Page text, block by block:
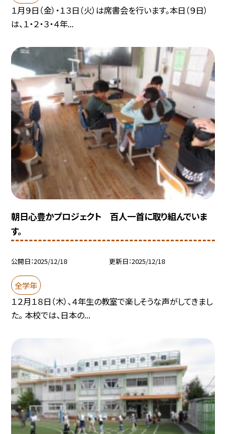
１月９日（金）・１３日（火）は席書会を行います。本日（９日）
は、１・２・３・４年...
朝日心豊かプロジェクト 百人一首に取り組んでいま
す。
公開日 2025/12/18 更新日 2025/12/18
全学年
１２月１８日（木）、４年生の教室で楽しそうな声がしてきまし
た。 本校では、日本の...